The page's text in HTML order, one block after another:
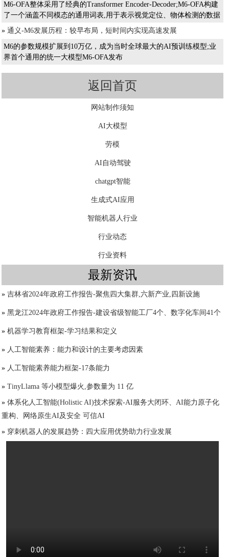
M6-OFA整体采用了经典的Transformer Encoder-Decoder;M6-OFA构建
了一个涵盖不同模态的通用词表,用于表示视觉定位、物体检测的数据
» 通义-M6发展历程：较早布局，短时间内实现高速发展
M6的参数规模扩展到10万亿，成为当时全球最大的AI预训练模型;业
界首个通用的统一大模型M6-OFA发布
返回首页
网站制作须知
AI大模型
劳模
AI自动驾驶
chatgpt智能
生成式AI应用
智能机器人行业
行业动态
行业资料
最新资讯
» 吉林省2024年政府工作报告-聚焦四大集群,六新产业,四新设施
» 黑龙江2024年政府工作报告-建设省级智能工厂4个、数字化车间41个
» 机器学习教育框架-学习结果和定义
» 人工智能素养：能力和设计的主要考虑因素
» 人工智能素养能力框架-17条能力
» TinyLlama 等小模型爆火,参数量为 11 亿
» 体系化人工智能(Holistic AI)技术探索-AI服务大闭环、AI能力原子化
重构、网络原生AI及安全 可信AI
» 穿刺机器人的发展趋势：四大应用优势助力行业发展